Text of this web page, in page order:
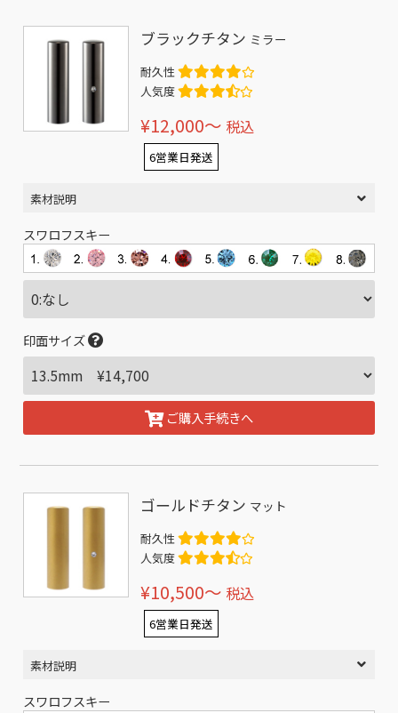
ブラックチタン ミラー
耐久性
人気度
¥12,000〜 税込
6営業日発送
素材説明
スワロフスキー
印面サイズ
ご購入手続きへ
ゴールドチタン マット
耐久性
人気度
¥10,500〜 税込
6営業日発送
素材説明
スワロフスキー